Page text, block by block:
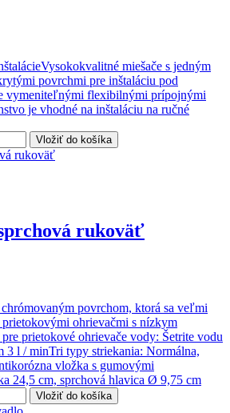
miešače s jedným
povrchmi pre inštaláciu pod
vymeniteľnými flexibilnými prípojnými
je vhodné na inštaláciu na ručné
Vložiť do košíka
rukoväť
chrómovaným povrchom, ktorá sa veľmi
ohrievačmi s nízkym
prietokové ohrievače vody: Šetrite vodu
3 l / minTri typy striekania: Normálna,
vložka s gumovými
24,5 cm, sprchová hlavica Ø 9,75 cm
Vložiť do košíka